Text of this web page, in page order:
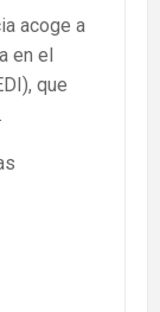
acoge a
en el
que